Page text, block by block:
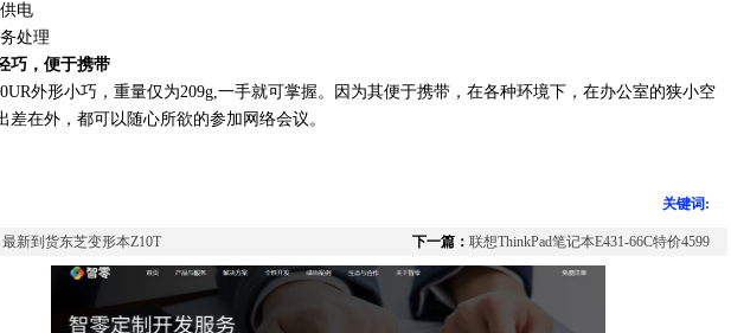
电
处理
巧，便于携带
外形小巧，重量仅为209g,一手就可掌握。因为其便于携带，在各种环境下，在办公室的狭小空
差在外，都可以随心所欲的参加网络会议。
关键词:
最新到货东芝变形本Z10T 下一篇： 联想ThinkPad笔记本E431-66C特价4599